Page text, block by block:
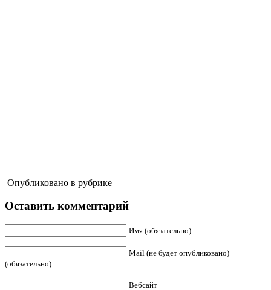
Опубликовано в рубрике
Оставить комментарий
Имя (обязательно)
Mail (не будет опубликовано)
(обязательно)
Вебсайт